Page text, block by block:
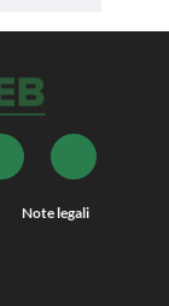
Note legali